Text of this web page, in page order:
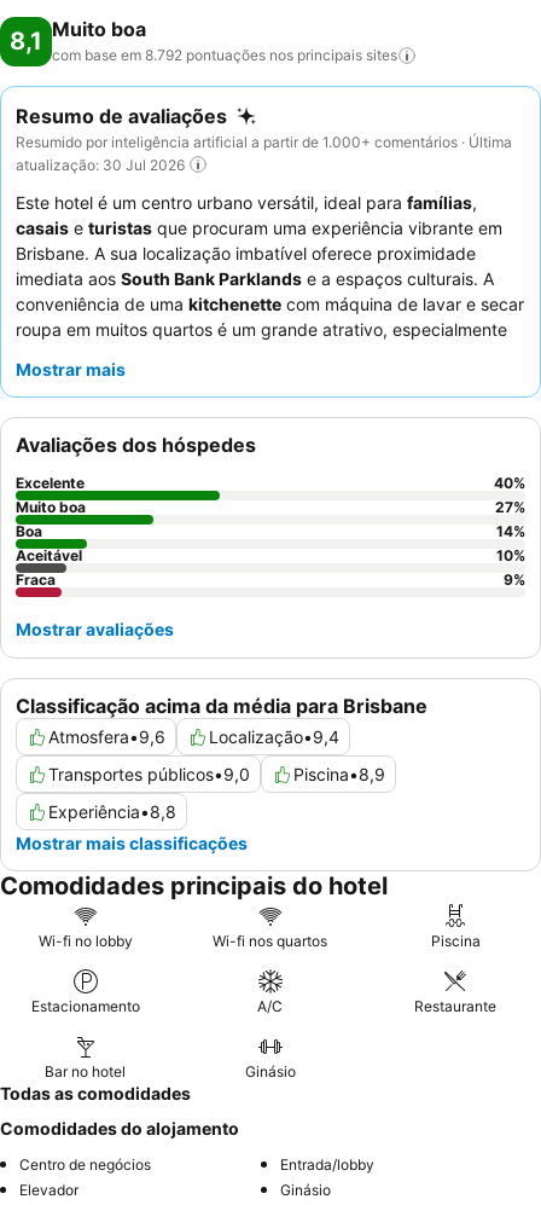
8,1 Muito boa
com base em 8.792 pontuações nos principais sites
Resumo de avaliações
Resumido por inteligência artificial a partir de 1.000+ comentários · Última
atualização: 30 Jul 2026
Este hotel é um centro urbano versátil, ideal para famílias,
casais e turistas que procuram uma experiência vibrante em
Brisbane. A sua localização imbatível oferece proximidade
imediata aos South Bank Parklands e a espaços culturais. A
conveniência de uma kitchenette com máquina de lavar e secar
roupa em muitos quartos é um grande atrativo, especialmente
consistentemente o excecional
mais tranquila, considere pedir um quarto virado para o jardim.
Mostrar mais
Classificação acima da média para Brisbane
Atmosfera•9,6 Localização•9,4
Transportes públicos•9,0 Piscina•8,9
Experiência•8,8
Mostrar mais classificações
Avaliações dos hóspedes
Excelente 40%
Muito boa
27%
Boa
14%
Aceitável
10%
Fraca
9%
Mostrar avaliações
Comodidades principais do hotel
Wi-fi no lobby Wi-fi nos quartos Piscina
Estacionamento A/C Restaurante
Bar no hotel Ginásio
Todas as comodidades
Comodidades do alojamento
Centro de negócios
Entrada/lobby
Elevador
Ginásio